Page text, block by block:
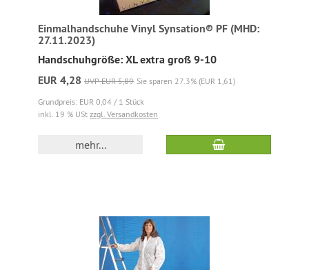
Einmalhandschuhe Vinyl Synsation® PF (MHD:
27.11.2023)
Handschuhgröße: XL extra groß 9-10
EUR 4,28 UVP EUR 5,89 Sie sparen 27.3% (EUR 1,61)
Grundpreis: EUR 0,04 / 1 Stück
inkl. 19 % USt zzgl. Versandkosten
mehr...